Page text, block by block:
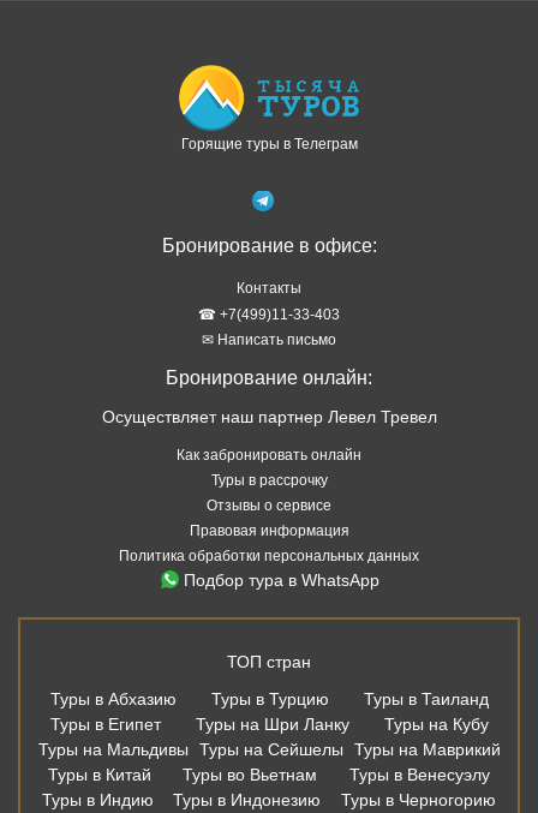
Горящие туры в Телеграм
Бронирование в офисе:
Контакты
☎ +7(499)11-33-403
✉ Написать письмо
Бронирование онлайн:
Осуществляет наш партнер Левел Тревел
Как забронировать онлайн
Туры в рассрочку
Отзывы о сервисе
Правовая информация
Политика обработки персональных данных
Подбор тура в WhatsApp
ТОП стран
Туры в Абхазию
Туры в Турцию
Туры в Таиланд
Туры в Египет
Туры на Шри Ланку
Туры на Кубу
Туры на Мальдивы
Туры на Сейшелы
Туры на Маврикий
Туры в Китай
Туры во Вьетнам
Туры в Венесуэлу
Туры в Индию
Туры в Индонезию
Туры в Черногорию